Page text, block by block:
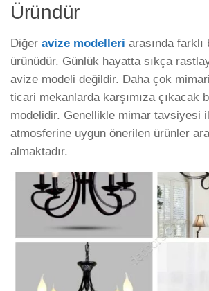
Üründür
Diğer avize modelleri arasında
ürünüdür. Günlük hayatta sıkça
avize modeli değildir. Daha çok
ticari mekanlarda karşımıza çıkacak
modelidir. Genellikle mimar tavsiyesi
atmosferine uygun önerilen ürünler
almaktadır.